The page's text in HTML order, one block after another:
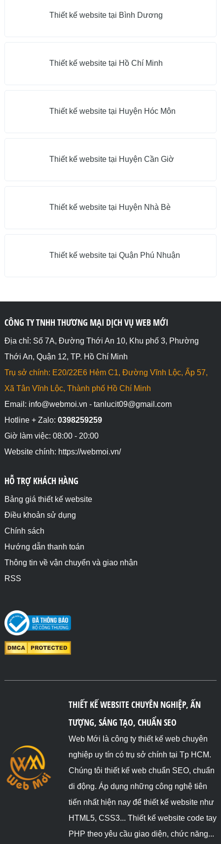
Thiết kế website tại Bình Dương
Thiết kế website tại Hồ Chí Minh
Thiết kế website tại Huyện Hóc Môn
Thiết kế website tại Huyện Cần Giờ
Thiết kế website tại Huyện Nhà Bè
Thiết kế website tại Quận Phú Nhuận
CÔNG TY TNHH THƯƠNG MẠI DỊCH VỤ WEB MỚI
Địa chỉ: Số 7A, Đường Thới An 10, Khu phố 3, Phường
Thới An, Quận 12, TP. Hồ Chí Minh
Trụ sở chính: E20/22E6 Hẻm C1, Đường Vĩnh Lộc, Ấp 57,
Xã Tân Vĩnh Lộc, Thành phố Hồ Chí Minh
Email: info@webmoi.vn - tanlucit09@gmail.com
Hotline + Zalo: 0398259259
Giờ làm việc: 08:00 - 20:00
Website chính: https://webmoi.vn/
HỖ TRỢ KHÁCH HÀNG
Bảng giá thiết kế website
Điều khoản sử dụng
Chính sách
Hướng dẫn thanh toán
Thông tin về vận chuyển và giao nhận
RSS
THIẾT KẾ WEBSITE CHUYÊN NGHIỆP, ẤN
TƯỢNG, SÁNG TẠO, CHUẨN SEO
Web Mới là công ty thiết kế web chuyên
nghiệp uy tín có trụ sở chính tại Tp HCM.
Chúng tôi thiết kế web chuẩn SEO, chuẩn
di động. Áp dụng những công nghệ tiên
tiến nhất hiện nay để thiết kế website như
HTML5, CSS3... Thiết kế website code tay
PHP theo yêu cầu giao diện, chức năng...